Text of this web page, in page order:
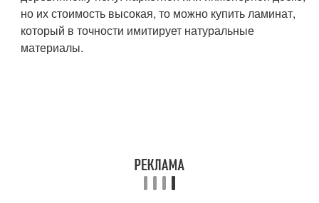
но их стоимость высокая, то можно купить ламинат,
который в точности имитирует натуральные
материалы.